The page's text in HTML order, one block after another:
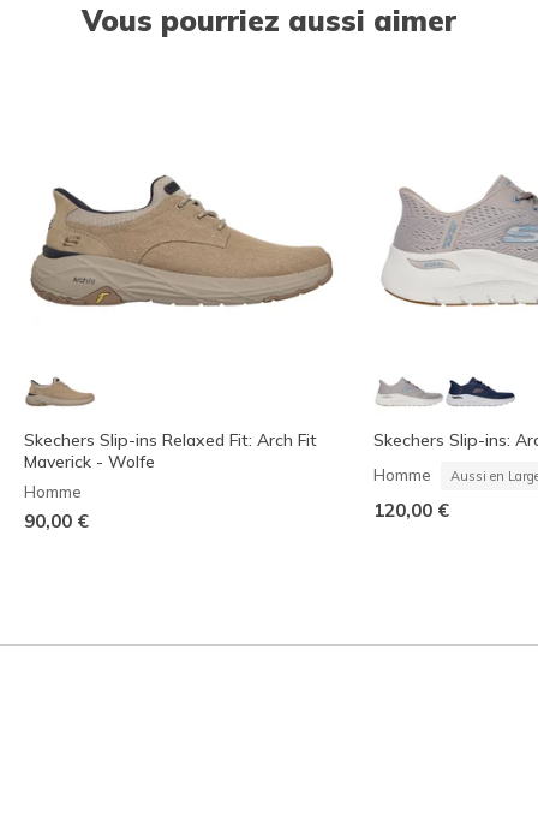
Vous pourriez aussi aimer
Skechers Slip-ins Relaxed Fit: Arch Fit
Maverick - Wolfe
Homme
90,00 €
Skechers Slip-ins:
Homme Aussi en
120,00 €